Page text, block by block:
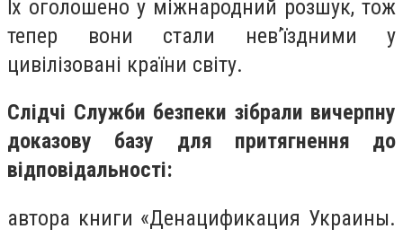
Їх оголошено у міжнародний розшук, тож
тепер вони стали нев’їздними у
цивілізовані країни світу.
Слідчі Служби безпеки зібрали вичерпну
доказову базу для притягнення до
відповідальності:
автора книги «Денацификация Украины.